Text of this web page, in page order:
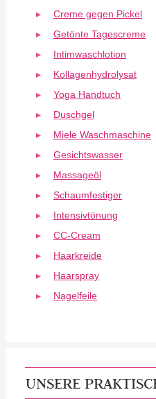
Creme gegen Pickel
Getönte Tagescreme
Intimwaschlotion
Kollagenhydrolysat
Yoga Handtuch
Duschgel
Miele Waschmaschine
Gesichtswasser
Massageöl
Schaumfestiger
Intensivtönung
CC-Cream
Haarkreide
Haarspray
Nagelfeile
UNSERE